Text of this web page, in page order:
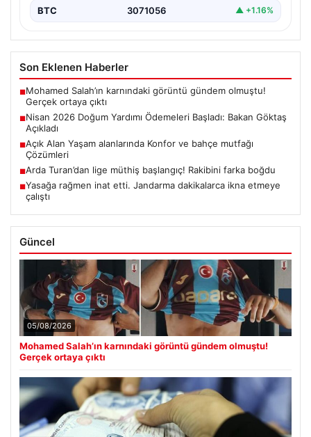
BTC 3071056 ▲ +1.16%
Son Eklenen Haberler
■Mohamed Salah’ın karnındaki görüntü gündem olmuştu!
Gerçek ortaya çıktı
■Nisan 2026 Doğum Yardımı Ödemeleri Başladı: Bakan Göktaş
Açıkladı
■Açık Alan Yaşam alanlarında Konfor ve bahçe mutfağı
Çözümleri
■Arda Turan’dan lige müthiş başlangıç! Rakibini farka boğdu
■Yasağa rağmen inat etti. Jandarma dakikalarca ikna etmeye
çalıştı
Güncel
05/08/2026
Mohamed Salah’ın karnındaki görüntü gündem olmuştu!
Gerçek ortaya çıktı